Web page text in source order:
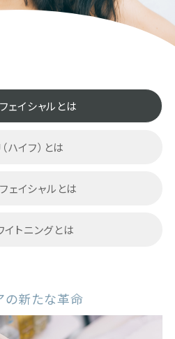
ェイシャルとは
ハイフ）とは
ェイシャルとは
イトニングとは
の新たな革命